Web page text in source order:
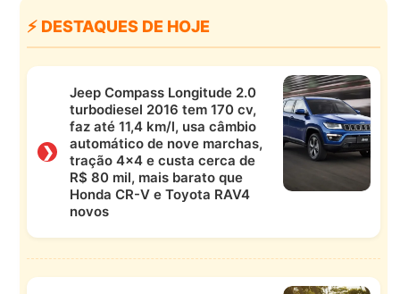
⚡ DESTAQUES DE HOJE
❯
Jeep Compass Longitude 2.0
turbodiesel 2016 tem 170 cv,
faz até 11,4 km/l, usa câmbio
automático de nove marchas,
tração 4×4 e custa cerca de
R$ 80 mil, mais barato que
Honda CR-V e Toyota RAV4
novos